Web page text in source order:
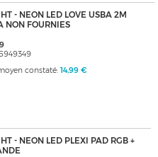
- NEON LED LOVE USBA 2M
NON FOURNIES
constaté: 14,99 €
- NEON LED PLEXI PAD RGB +